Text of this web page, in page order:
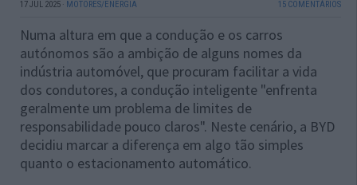
17 JUL 2025 · MOTORES/ENERGIA 15 COMENTÁRIOS
Numa altura em que a condução e os carros
autónomos são a ambição de alguns nomes da
indústria automóvel, que procuram facilitar a vida
dos condutores, a condução inteligente "enfrenta
geralmente um problema de limites de
responsabilidade pouco claros". Neste cenário, a BYD
decidiu marcar a diferença em algo tão simples
quanto o estacionamento automático.